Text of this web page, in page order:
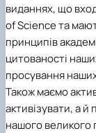
виданнях, що
of Science та
принципів
цитованості
просування
Також маємо
активізувати, а
нашого великого